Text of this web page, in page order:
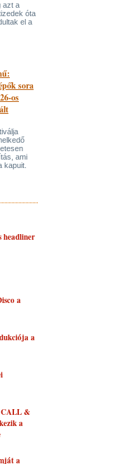
azt a
óta
el a
sora
os
ami
kapuit.
headliner
a
a
CALL &
a
a